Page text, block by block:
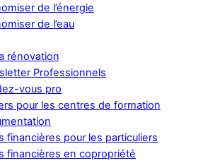
de l’énergie
de l’eau
rénovation
Professionnels
vous pro
pour les centres de formation
financières pour les particuliers
financières en copropriété